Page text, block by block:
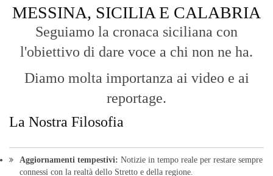
MESSINA, SICILIA E CALABRIA
Seguiamo la cronaca siciliana con
l'obiettivo di dare voce a chi non ne ha.
Diamo molta importanza ai video e ai
reportage.
La Nostra Filosofia
Aggiornamenti tempestivi: Notizie in tempo reale per restare sempre
connessi con la realtà dello Stretto e della regione.